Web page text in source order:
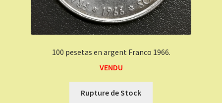
100 pesetas en argent Franco 1966.
VENDU
Rupture de Stock